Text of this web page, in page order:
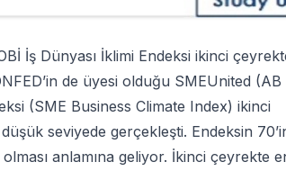
İş Dünyası İklimi Endeksi ikinci
de üyesi olduğu SMEUnited (AB
(SME Business Climate Index) ikinci
seviyede gerçekleşti. Endeksin
anlamına geliyor. İkinci çeyrekte